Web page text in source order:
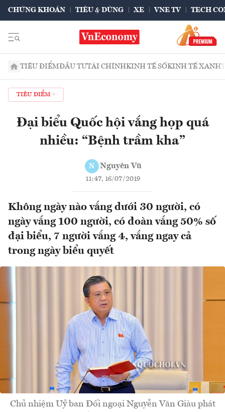
CHỨNG KHOÁN TIÊU & DÙNG XE VNE TV TECH
TIÊU ĐIỂMĐẦU TƯTÀI CHÍNHKINH TẾ SỐKINH TẾ XANH
TIÊU ĐIỂM
Đại biểu Quốc hội vắng họp quá
nhiều: “Bệnh trầm kha”
N Nguyên Vũ
11:47, 16/07/2019
Không ngày nào vắng dưới 30 người, có
ngày vắng 100 người, có đoàn vắng 50% số
đại biểu, 7 người vắng 4, vắng ngay cả
trong ngày biểu quyết
Chủ nhiệm Uỷ ban Đối ngoại Nguyễn Văn Giàu phát